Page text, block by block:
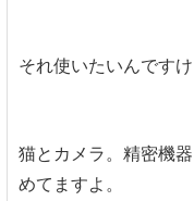
それ使いたいんです
猫とカメラ。精密機
めてますよ。